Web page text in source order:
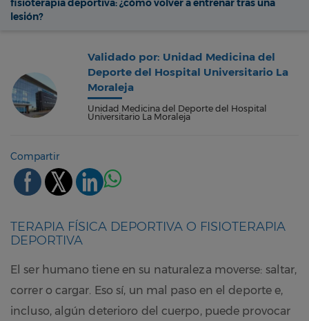
fisioterapia deportiva: ¿cómo volver a entrenar tras una
lesión?
Validado por: Unidad Medicina del
Deporte del Hospital Universitario La
Moraleja
Unidad Medicina del Deporte del Hospital
Universitario La Moraleja
Compartir
TERAPIA FÍSICA DEPORTIVA O FISIOTERAPIA
DEPORTIVA
El ser humano tiene en su naturaleza moverse: saltar,
correr o cargar. Eso sí, un mal paso en el deporte e,
incluso, algún deterioro del cuerpo, puede provocar